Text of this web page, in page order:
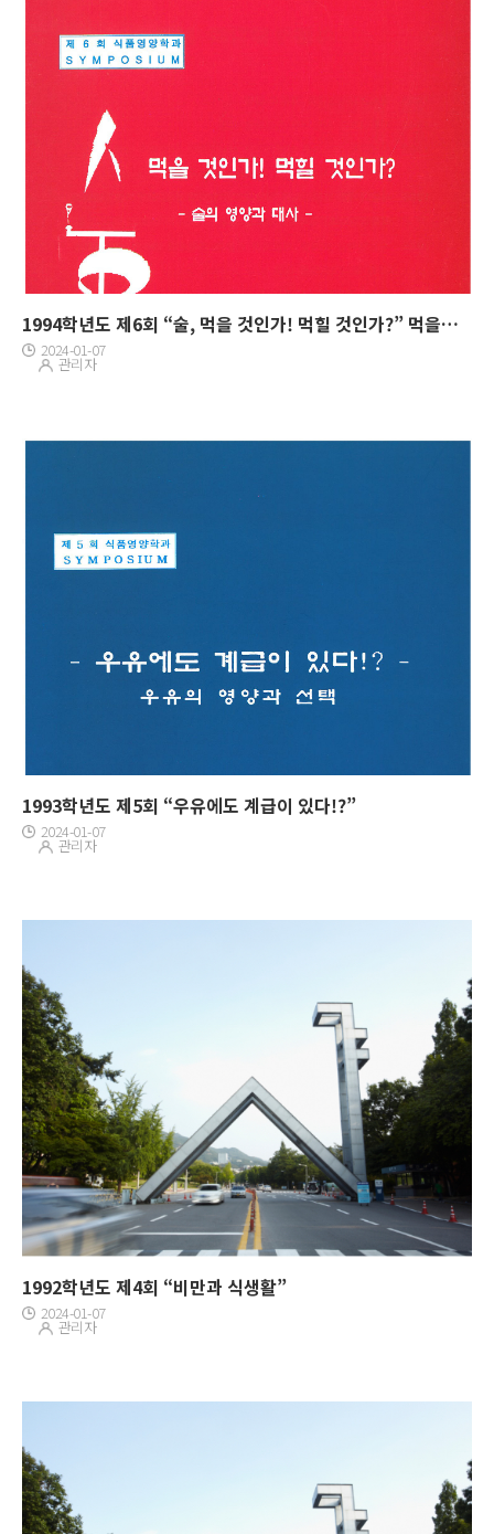
1994학년도 제6회 “술, 먹을 것인가! 먹힐 것인가?” 먹을것인가 먹힐것인가 술의 영양과 대사
2024-01-07
관리자
1993학년도 제5회 “우유에도 계급이 있다!?”
2024-01-07
관리자
1992학년도 제4회 “비만과 식생활”
2024-01-07
관리자